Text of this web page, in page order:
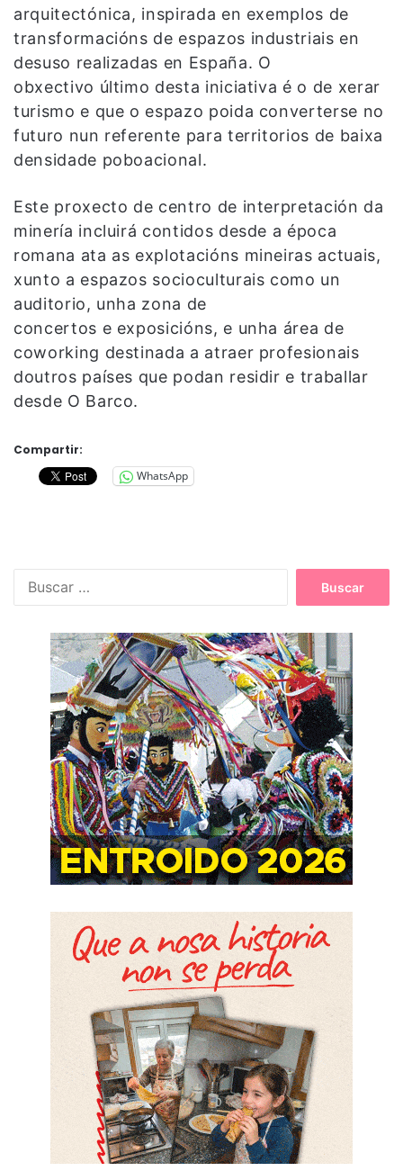
arquitectónica, inspirada en exemplos de
transformacións de espazos industriais en
desuso realizadas en España. O
obxectivo último desta iniciativa é o de xerar
turismo e que o espazo poida converterse no
futuro nun referente para territorios de baixa
densidade poboacional.
Este proxecto de centro de interpretación da
minería incluirá contidos desde a época
romana ata as explotacións mineiras actuais,
xunto a espazos socioculturais como un
auditorio, unha zona de
concertos e exposicións, e unha área de
coworking destinada a atraer profesionais
doutros países que podan residir e traballar
desde O Barco.
Compartir:
WhatsApp
c
a
r
: